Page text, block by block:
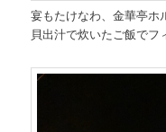
宴もたけなわ、金華亭ホ
貝出汁で炊いたご飯でフ